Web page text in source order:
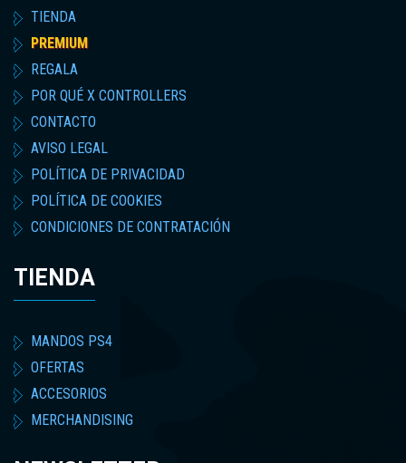
TIENDA
PREMIUM
REGALA
POR QUÉ X CONTROLLERS
CONTACTO
AVISO LEGAL
POLÍTICA DE PRIVACIDAD
POLÍTICA DE COOKIES
CONDICIONES DE CONTRATACIÓN
TIENDA
MANDOS PS4
OFERTAS
ACCESORIOS
MERCHANDISING